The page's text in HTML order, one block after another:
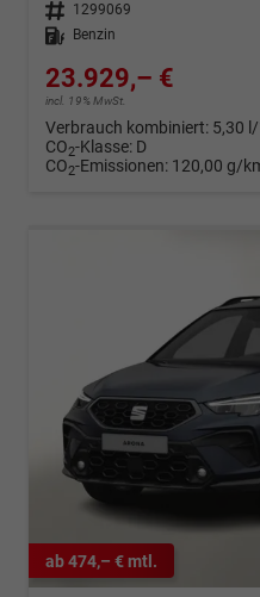
Fahrzeugnr. 1299069
Kraftstoff
Benzin
23.929,– €
incl. 19% MwSt.
Verbrauch kombiniert: 5,30
CO2-Klasse: D
CO2-Emissionen: 120,00 g/
ab 474,– € mtl.